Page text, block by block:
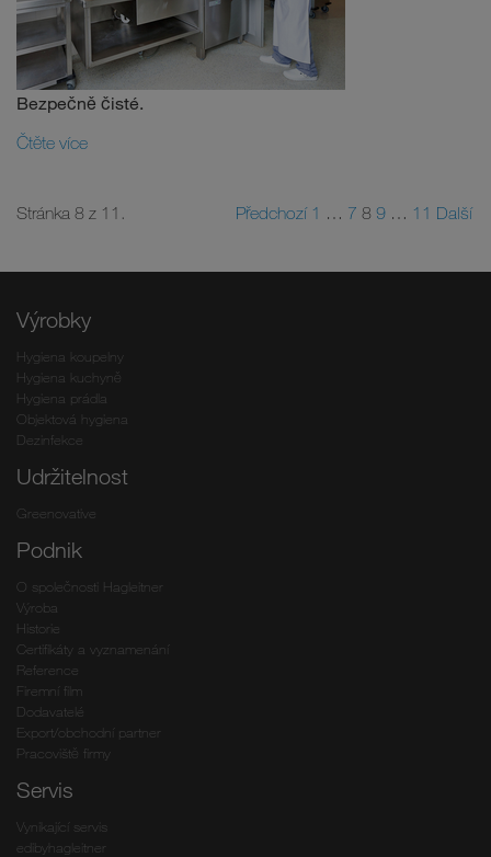
Bezpečně čisté.
Čtěte více
Stránka 8 z 11. Předchozí 1 … 7 8 9 … 11 Další
Výrobky
Hygiena koupelny
Hygiena kuchyně
Hygiena prádla
Objektová hygiena
Dezinfekce
Udržitelnost
Greenovative
Podnik
O společnosti Hagleitner
Výroba
Historie
Certifikáty a vyznamenání
Reference
Firemní film
Dodavatelé
Export/obchodní partner
Pracoviště firmy
Servis
Vynikající servis
edibyhagleitner